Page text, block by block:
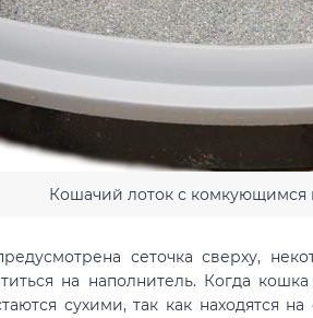
Кошачий лоток с комкующимся
сеточка сверху,
на наполнитель. Когда
сухими, так как находятся